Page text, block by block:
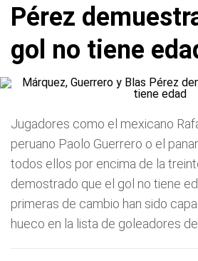
Pérez
gol no tiene
Jugadores como el mexicano
peruano Paolo Guerrero o el
todos ellos por encima de la
demostrado que el gol no tiene
primeras de cambio han sido
hueco en la lista de goleadores